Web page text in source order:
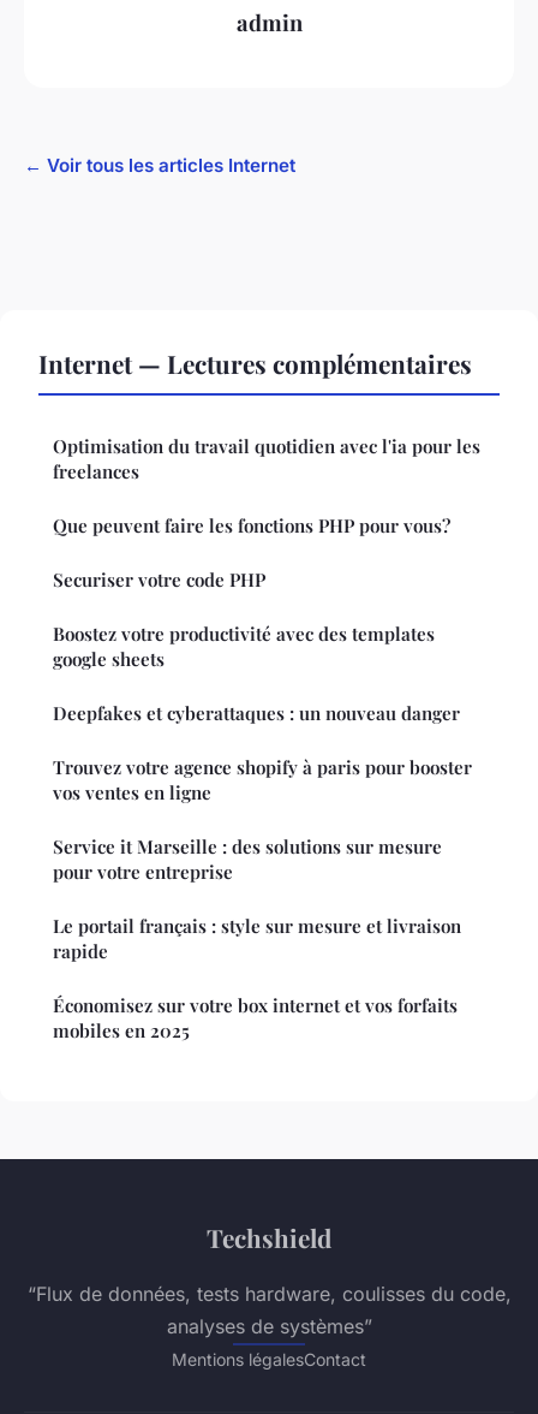
admin
← Voir tous les articles Internet
Internet — Lectures complémentaires
Optimisation du travail quotidien avec l'ia pour les
freelances
Que peuvent faire les fonctions PHP pour vous?
Securiser votre code PHP
Boostez votre productivité avec des templates
google sheets
Deepfakes et cyberattaques : un nouveau danger
Trouvez votre agence shopify à paris pour booster
vos ventes en ligne
Service it Marseille : des solutions sur mesure
pour votre entreprise
Le portail français : style sur mesure et livraison
rapide
Économisez sur votre box internet et vos forfaits
mobiles en 2025
Techshield
“Flux de données, tests hardware, coulisses du code,
analyses de systèmes”
Mentions légalesContact